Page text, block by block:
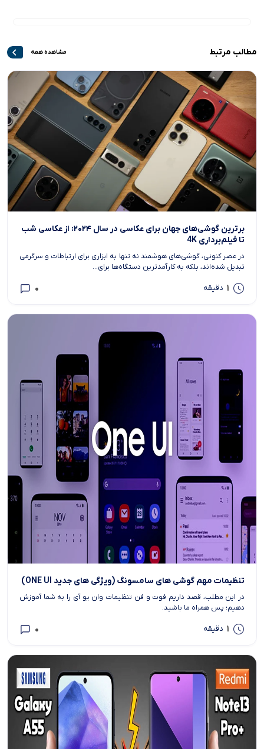
مطالب مرتبط مشاهده همه
برترین گوشی‌های جهان برای عکاسی در سال ۲۰۲۴: از عکاسی شب
تا فیلم‌برداری 4K
در عصر کنونی، گوشی‌های هوشمند نه تنها به ابزاری برای ارتباطات و سرگرمی
تبدیل شده‌اند، بلکه به کارآمدترین دستگاه‌ها برای...
1 دقیقه 0
تنظیمات مهم گوشی های سامسونگ (ویژگی های جدید ONE UI)
در این مطلب، قصد داریم فوت و فن تنظیمات وان یو آی را به شما آموزش
دهیم؛ پس همراه ما باشید.
1 دقیقه 0